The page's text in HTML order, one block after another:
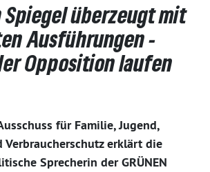
überzeugt mit
Ausführungen -
Opposition laufen
für Familie, Jugend,
erklärt die
Sprecherin der GRÜNEN